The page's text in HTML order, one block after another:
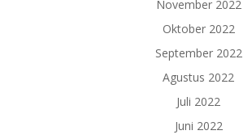
November 2022
Oktober 2022
September 2022
Agustus 2022
Juli 2022
Juni 2022